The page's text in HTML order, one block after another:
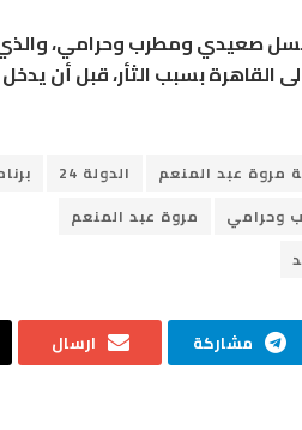
صعيدي ومطرب وحرامي،
بسبب الثأر، قبل أن
مروة عبد المنعم الدولة 24
وحرامي
مروة عبد المنعم
مشاركة ارسال